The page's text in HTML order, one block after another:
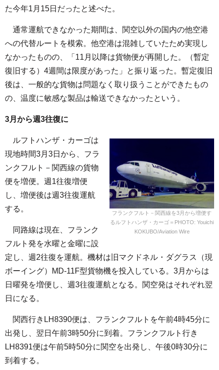
た今年1月15日だったと述べた。
通常運航できなかった期間は、関空以外の国内の他空港
への代替ルートを模索。他空港は混雑していたため実現し
なかったものの、「11月以降は貨物便が再開した。（暫定
復旧する）4週間は限度があった」と振り返った。暫定復旧
後は、一般的な貨物は問題なく取り扱うことができたもの
の、温度に敏感な製品は輸送できなかったという。
3月から週3往復に
フランクフルト－関西線を3月から増便す
るルフトハンザ・カーゴ＝PHOTO: Youichi
KOKUBO/Aviation Wire
ルフトハンザ・カーゴは
現地時間3月3日から、フラ
ンクフルト－関西線の貨物
便を増便。週1往復増便
し、増便後は週3往復運航
する。
同路線は現在、フランク
フルト発を水曜と金曜に設
定し、週2往復を運航。機材は旧マクドネル・ダグラス（現
ボーイング）MD-11F型貨物機を投入している。3月からは
日曜発を増便し、週3往復運航となる。関空発はそれぞれ翌
日になる。
関西行きLH8390便は、フランクフルトを午前4時45分に
出発し、翌日午前3時50分に到着。フランクフルト行き
LH8391便は午前5時50分に関空を出発し、午後0時30分に
到着する。